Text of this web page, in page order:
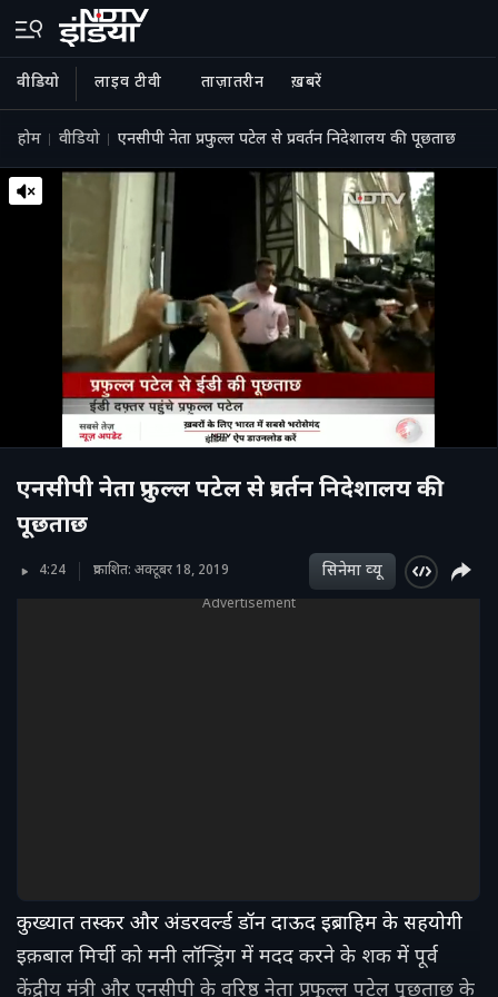
वीडियो लाइव टीवी ताज़ातरीन ख़बरें
होम वीडियो एनसीपी नेता प्रफुल्ल पटेल से प्रवर्तन निदेशालय की पूछताछ
एनसीपी नेता प्रफुल्ल पटेल से प्रवर्तन निदेशालय की
पूछताछ
4:24 प्रकाशित: अक्टूबर 18, 2019 सिनेमा व्‍यू
Advertisement
कुख्यात तस्कर और अंडरवर्ल्ड डॉन दाऊद इब्राहिम के सहयोगी
इक़बाल मिर्ची को मनी लॉन्ड्रिंग में मदद करने के शक में पूर्व
केंद्रीय मंत्री और एनसीपी के वरिष्ठ नेता प्रफुल्ल पटेल पूछताछ के